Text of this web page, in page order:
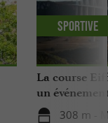
La course
un
Aveyron
308 m -
Sportive